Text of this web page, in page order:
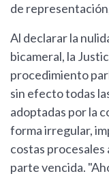
de
Al declarar la
bicameral, la
procedimiento
sin efecto todas
adoptadas por la
forma irregular,
costas procesales
parte vencida.